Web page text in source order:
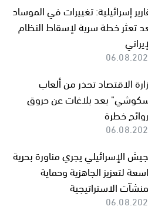
إسرائيلية: تغييرات في الموساد
تعثر خطة سرية لإسقاط النظام
الاقتصاد تحذر من ألعاب
بعد بلاغات عن حروق
خطرة
الإسرائيلي يجري مناورة بحرية
لتعزيز الجاهزية وحماية
الاستراتيجية